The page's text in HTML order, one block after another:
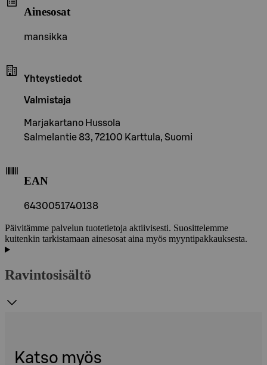
Ainesosat
mansikka
Yhteystiedot
Valmistaja
Marjakartano Hussola
Salmelantie 83, 72100 Karttula, Suomi
EAN
6430051740138
Päivitämme palvelun tuotetietoja aktiivisesti. Suosittelemme
kuitenkin tarkistamaan ainesosat aina myös myyntipakkauksesta.
Ravintosisältö
Katso myös